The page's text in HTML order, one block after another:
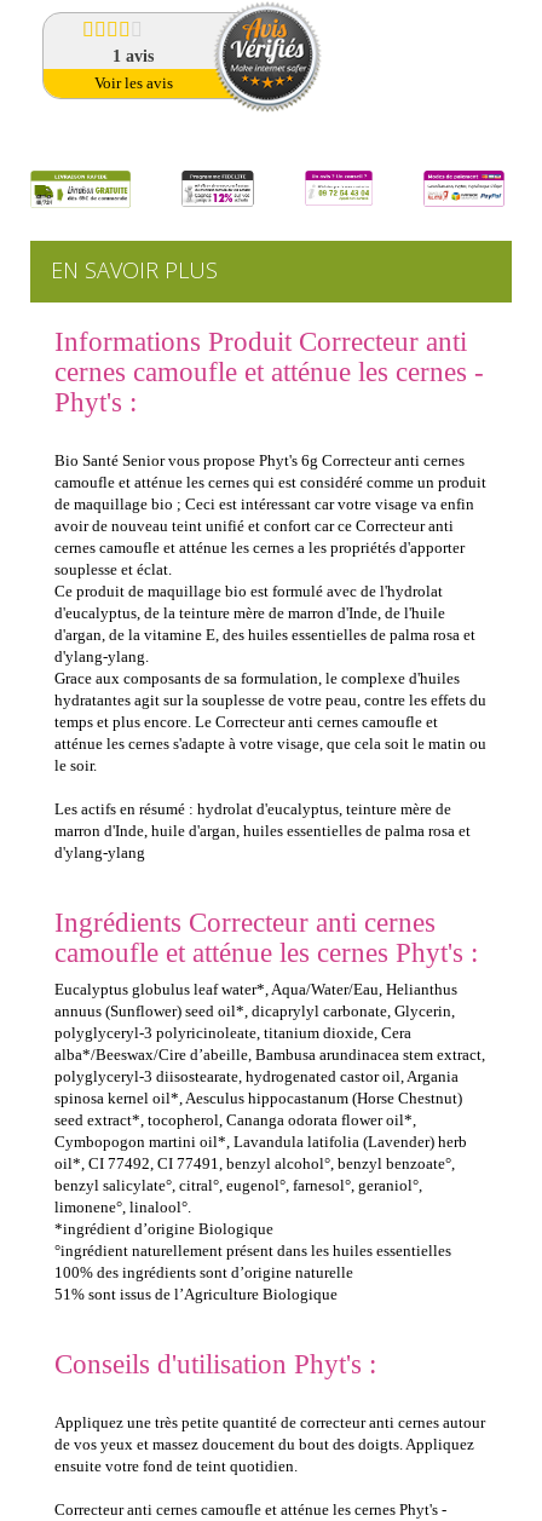
1avis
Voir les avis
EN SAVOIR PLUS
Informations Produit Correcteur anti
cernes camoufle et atténue les cernes -
Phyt's :
Bio Santé Senior vous propose Phyt's 6g Correcteur anti cernes
camoufle et atténue les cernes qui est considéré comme un produit
de maquillage bio ; Ceci est intéressant car votre visage va enfin
avoir de nouveau teint unifié et confort car ce Correcteur anti
cernes camoufle et atténue les cernes a les propriétés d'apporter
souplesse et éclat.
Ce produit de maquillage bio est formulé avec de l'hydrolat
d'eucalyptus, de la teinture mère de marron d'Inde, de l'huile
d'argan, de la vitamine E, des huiles essentielles de palma rosa et
d'ylang-ylang.
Grace aux composants de sa formulation, le complexe d'huiles
hydratantes agit sur la souplesse de votre peau, contre les effets du
temps et plus encore. Le Correcteur anti cernes camoufle et
atténue les cernes s'adapte à votre visage, que cela soit le matin ou
le soir.
Les actifs en résumé : hydrolat d'eucalyptus, teinture mère de
marron d'Inde, huile d'argan, huiles essentielles de palma rosa et
d'ylang-ylang
Ingrédients Correcteur anti cernes
camoufle et atténue les cernes Phyt's :
Eucalyptus globulus leaf water*, Aqua/Water/Eau, Helianthus
annuus (Sunflower) seed oil*, dicaprylyl carbonate, Glycerin,
polyglyceryl-3 polyricinoleate, titanium dioxide, Cera
alba*/Beeswax/Cire d’abeille, Bambusa arundinacea stem extract,
polyglyceryl-3 diisostearate, hydrogenated castor oil, Argania
spinosa kernel oil*, Aesculus hippocastanum (Horse Chestnut)
seed extract*, tocopherol, Cananga odorata flower oil*,
Cymbopogon martini oil*, Lavandula latifolia (Lavender) herb
oil*, CI 77492, CI 77491, benzyl alcohol°, benzyl benzoate°,
benzyl salicylate°, citral°, eugenol°, farnesol°, geraniol°,
limonene°, linalool°.
*ingrédient d’origine Biologique
°ingrédient naturellement présent dans les huiles essentielles
100% des ingrédients sont d’origine naturelle
51% sont issus de l’Agriculture Biologique
Conseils d'utilisation Phyt's :
Appliquez une très petite quantité de correcteur anti cernes autour
de vos yeux et massez doucement du bout des doigts. Appliquez
ensuite votre fond de teint quotidien.
Correcteur anti cernes camoufle et atténue les cernes Phyt's -